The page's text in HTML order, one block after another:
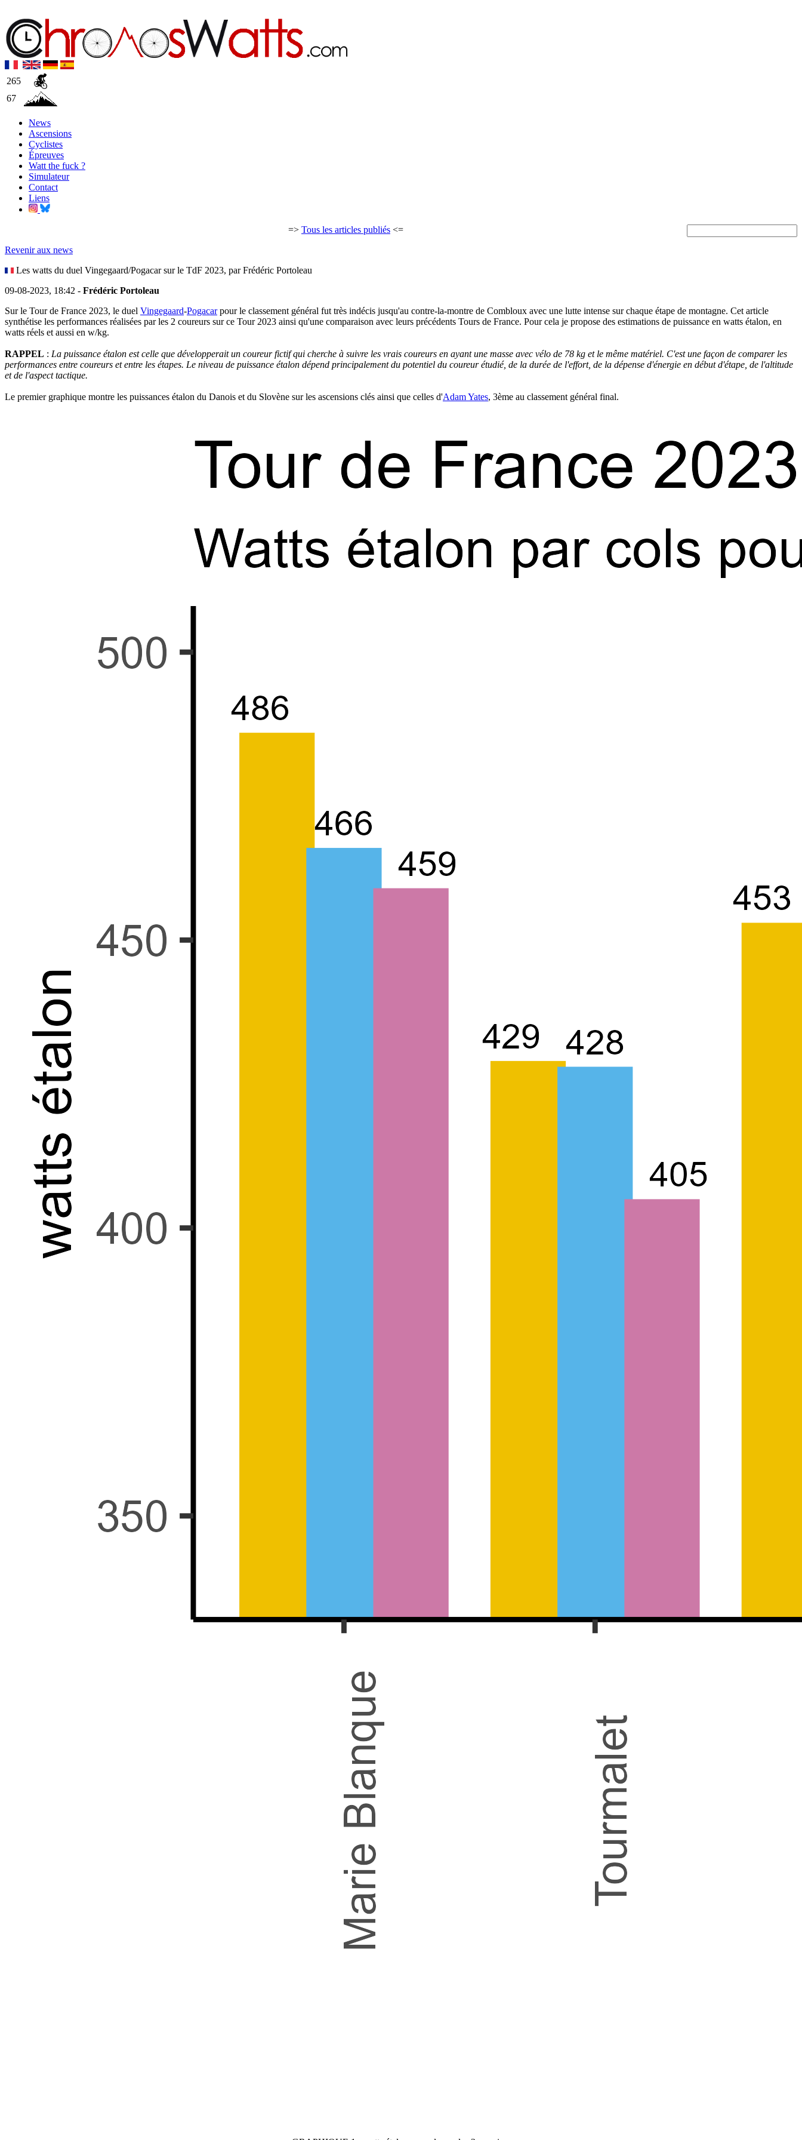
265
67
News
Ascensions
Cyclistes
Épreuves
Watt the fuck ?
Simulateur
Contact
Liens
=> Tous les articles publiés <=
Revenir aux news
Les watts du duel Vingegaard/Pogacar sur le TdF 2023, par Frédéric Portoleau
09-08-2023, 18:42 - Frédéric Portoleau
Sur le Tour de France 2023, le duel Vingegaard-Pogacarpour le classement général fut très indécis jusqu'au contre-la-montre de Combloux avec une lutte intense sur chaque étape de montagne. Cet article
synthétise les performances réalisées par les 2 coureurs sur ce Tour 2023 ainsi qu'une comparaison avec leurs précédents Tours de France. Pour cela je propose des estimations de puissance en watts étalon, en
watts réels et aussi en w/kg.
RAPPEL : La puissance étalon est celle que développerait un coureur fictif qui cherche à suivre les vrais coureurs en ayant une masse avec vélo de 78 kg et le même matériel. C'est une façon de comparer les
performances entre coureurs et entre les étapes. Le niveau de puissance étalon dépend principalement du potentiel du coureur étudié, de la durée de l'effort, de la dépense d'énergie en début d'étape, de l'altitude
et de l'aspect tactique.
Le premier graphique montre les puissances étalon du Danois et du Slovène sur les ascensions clés ainsi que celles d'Adam Yates, 3ème au classement général final.